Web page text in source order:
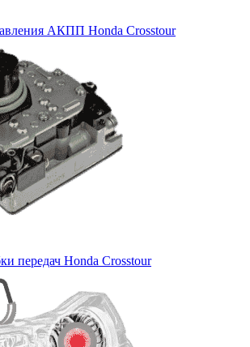
АКПП Honda Crosstour
передач Honda Crosstour